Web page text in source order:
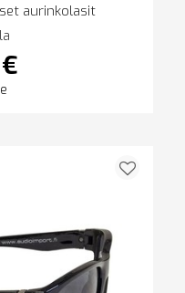
aurinkolasit